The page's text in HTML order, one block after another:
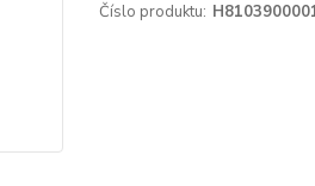
Číslo produktu: